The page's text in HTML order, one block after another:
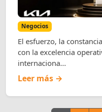
Negocios
El esfuerzo, la
con la excelencia
internaciona...
Leer más →